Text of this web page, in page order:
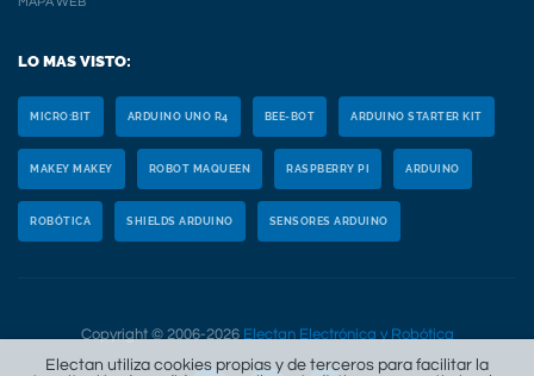
LO MAS VISTO:
MICRO:BIT ARDUINO UNO R4 BEE-BOT ARDUINO STARTER KIT
MAKEY MAKEY ROBOT MAQUEEN RASPBERRY PI ARDUINO
ROBÓTICA SHIELDS ARDUINO SENSORES ARDUINO
Copyright © 2006-2026 Electan Electrónica y Robótica
Electan utiliza cookies propias y de terceros para facilitar la